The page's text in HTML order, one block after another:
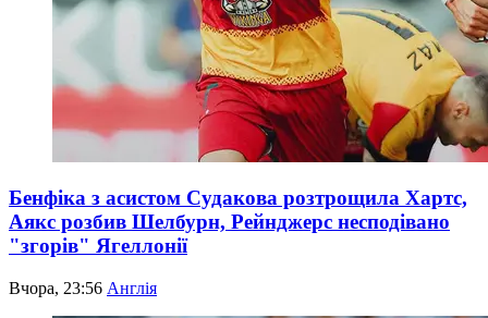
Бенфіка з асистом Судакова розтрощила Хартс,
Аякс розбив Шелбурн, Рейнджерс несподівано
"згорів" Ягеллонії
Вчора, 23:56 Англія